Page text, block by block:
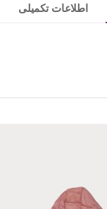
اطلاعات تکمیلی